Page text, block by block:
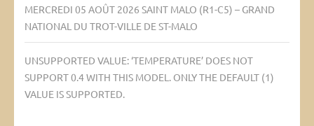
MERCREDI 05 AOÛT 2026 SAINT MALO (R1-C5) – GRAND
NATIONAL DU TROT-VILLE DE ST-MALO
UNSUPPORTED VALUE: ‘TEMPERATURE’ DOES NOT
SUPPORT 0.4 WITH THIS MODEL. ONLY THE DEFAULT (1)
VALUE IS SUPPORTED.